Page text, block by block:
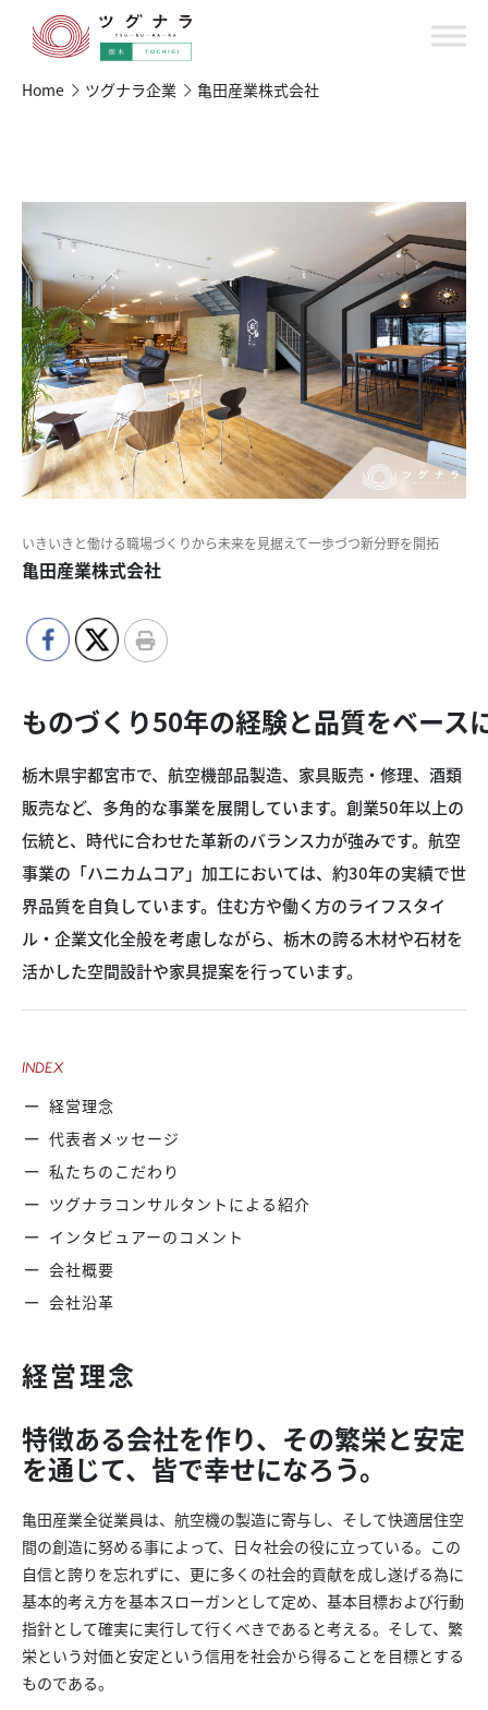
Home ツグナラ企業 亀田産業株式会社
いきいきと働ける職場づくりから未来を見据えて一歩づつ新分野を開拓
亀田産業株式会社
ものづくり50年の経験と品質をベース
栃木県宇都宮市で、航空機部品製造、家具販売・修理、酒類
販売など、多角的な事業を展開しています。創業50年以上の
伝統と、時代に合わせた革新のバランス力が強みです。航空
事業の「ハニカムコア」加工においては、約30年の実績で世
界品質を自負しています。住む方や働く方のライフスタイ
ル・企業文化全般を考慮しながら、栃木の誇る木材や石材を
活かした空間設計や家具提案を行っています。
INDEX
経営理念
代表者メッセージ
私たちのこだわり
ツグナラコンサルタントによる紹介
インタビュアーの コメント
会社概要
会社沿革
経営理念
特徴ある会社を作り、その繁栄と安定
を通じて、皆で幸せになろう。
亀田産業全従業員は、航空機の製造に寄与し、そして快適居住空
間の創造に努める事によって、日々社会の役に立っている。この
自信と誇りを忘れずに、更に多くの社会的貢献を成し遂げる為に
基本的考え方を基本スローガンとして定め、基本目標および行動
指針として確実に実行して行くべきであると考える。そして、繁
栄という対価と安定という信用を社会から得ることを目標とする
ものである。